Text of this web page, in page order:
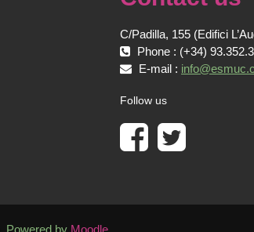
C/Padilla, 155 (Edifici
Phone : (+34)
E-mail :
Follow us
. Powered by Moodle